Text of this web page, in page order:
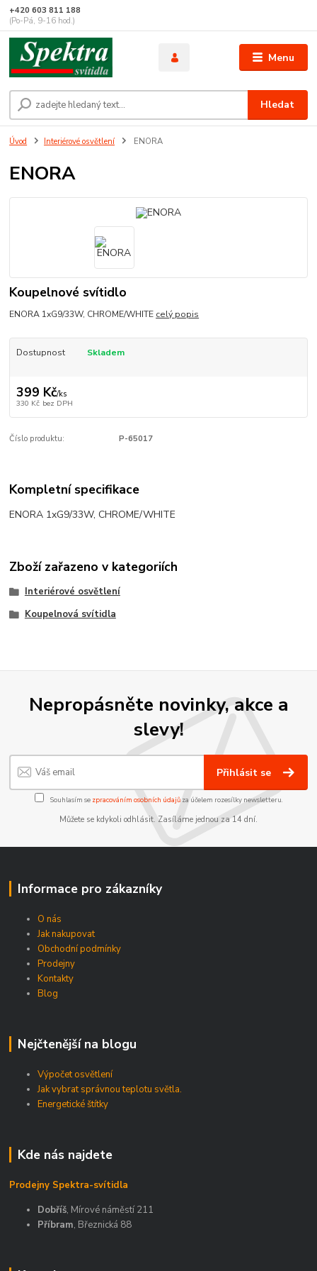
Menu
Hledat
+420 603 811 188
(Po-Pá, 9-16 hod.)
Úvod Interiérové osvětlení ENORA
ENORA
Koupelnové svítidlo
ENORA 1xG9/33W, CHROME/WHITE celý popis
Dostupnost Skladem
399 Kč/ks
330 Kč bez DPH
Číslo produktu: P-65017
Kompletní specifikace
ENORA 1xG9/33W, CHROME/WHITE
Zboží zařazeno v kategoriích
Interiérové osvětlení
Koupelnová svítidla
Nepropásněte novinky, akce a
slevy!
Přihlásit se
Souhlasím se zpracováním osobních údajůza účelem rozesílky newsletteru.
Můžete se kdykoli odhlásit. Zasíláme jednou za 14 dní.
Informace pro zákazníky
O nás
Jak nakupovat
Obchodní podmínky
Prodejny
Kontakty
Blog
Nejčtenější na blogu
Výpočet osvětlení
Jak vybrat správnou teplotu světla.
Energetické štítky
Kde nás najdete
Prodejny Spektra-svítidla
Dobříš, Mírové náměstí 211
Příbram, Březnická 88